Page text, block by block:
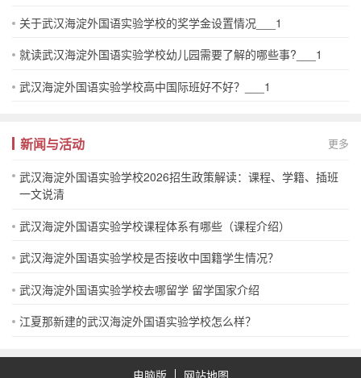
关于武汉海淀外国语实验学校的奖学金设置情况___1
就读武汉海淀外国语实验学校幼儿园需要了解的哪些事?___1
武汉海淀外国语实验学校高中国际班好不好？___1
新闻与活动 更多
武汉海淀外国语实验学校2026招生政策解读：课程、学籍、插班
一文说清
武汉海淀外国语实验学校课程体系有哪些（课程介绍）
武汉海淀外国语实验学校是否接收中国籍学生情况？
武汉海淀外国语实验学校去哪留学 留学国家介绍
江夏那新建的武汉海淀外国语实验学校怎么样？
电脑版 网站地图